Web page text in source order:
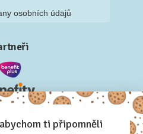
osobních údajů
ti připomněli